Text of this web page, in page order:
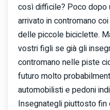
così difficile? Poco dopo
arrivato in contromano
delle piccole biciclette.
vostri figli se già gli
contromano nelle piste
futuro molto
automobilisti e pedoni
Insegnategli piuttosto